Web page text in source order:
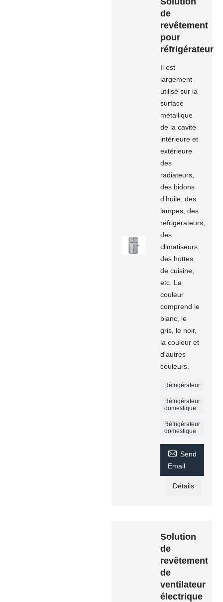
de
revêtement
pour
réfrigérateur
Il est
largement
utilisé sur la
surface
métallique
de la cavité
intérieure et
extérieure
des
radiateurs,
des bidons
d'huile, des
lampes, des
réfrigérateurs,
des
climatiseurs,
des hottes
de cuisine,
etc. La
couleur
comprend le
blanc, le
gris, le noir,
la couleur et
d'autres
couleurs.
Réfrigérateur
Réfrigérateur
domestique
Réfrigérateur
domestique
 Send
Email
Détails
Solution
de
revêtement
de
ventilateur
électrique